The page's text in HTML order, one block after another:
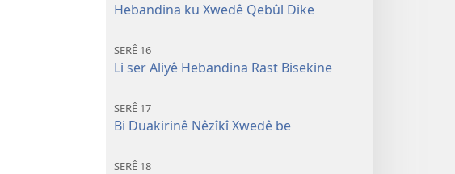
Hebandina ku Xwedê Qebûl Dike
SERÊ 16
Li ser Aliyê Hebandina Rast Bisekine
SERÊ 17
Bi Duakirinê Nêzîkî Xwedê be
SERÊ 18